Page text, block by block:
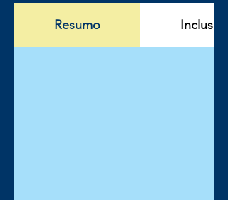
Resumo Incluso